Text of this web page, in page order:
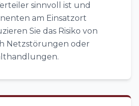
sinnvoll ist und
am Einsatzort
Sie das Risiko von
Netzstörungen oder